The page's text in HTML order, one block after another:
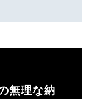
無理な納